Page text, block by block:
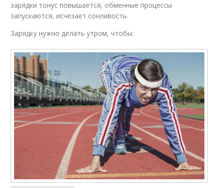
зарядки тонус повышается, обменные процессы
запускаются, исчезает сонливость.
Зарядку нужно делать утром, чтобы: